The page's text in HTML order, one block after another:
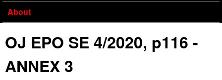
About
OJ EPO SE 4/2020, p116 -
ANNEX 3